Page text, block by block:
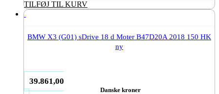
TILFØJ TIL KURV
BMW X3 (G01) sDrive 18 d Moter B47D20A 2018 150 HK
ny
39.861,00
Danske kroner